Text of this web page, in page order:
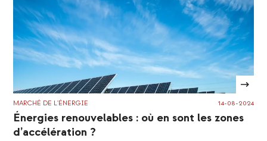
MARCHÉ DE L'ÉNERGIE 14-08-2024
Énergies renouvelables : où en sont les zones
d’accélération ?